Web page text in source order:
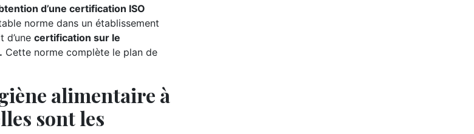
d’une certification ISO
norme dans un établissement
d’une certification sur le
Cette norme complète le plan de
alimentaire à
sont les